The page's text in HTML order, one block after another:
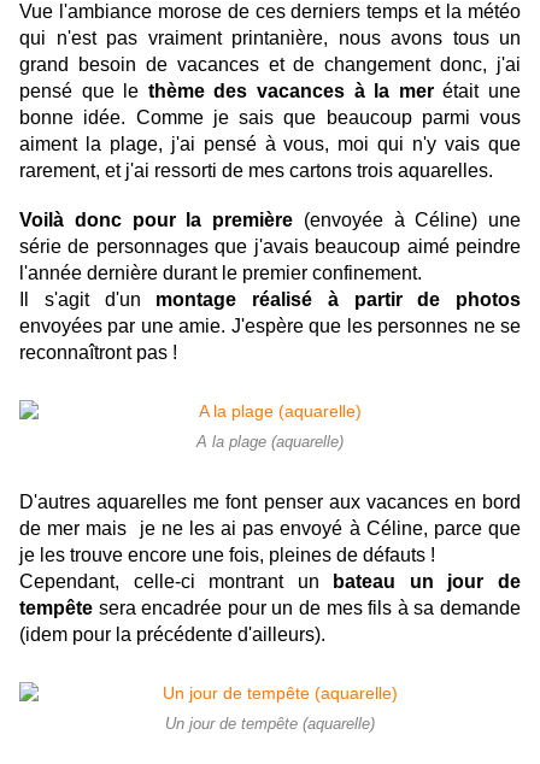
Vue l'ambiance morose de ces derniers temps et la météo
qui n'est pas vraiment printanière, nous avons tous un
grand besoin de vacances et de changement donc, j'ai
pensé que le thème des vacances à la merétait une
bonne idée. Comme je sais que beaucoup parmi vous
aiment la plage, j'ai pensé à vous, moi qui n'y vais que
rarement, et j'ai ressorti de mes cartons trois aquarelles.
Voilà donc pour la première (envoyée à Céline) une
série de personnages que j'avais beaucoup aimé peindre
l'année dernière durant le premier confinement.
Il s'agit d'un montage réalisé à partir de photos
envoyées par une amie. J'espère que les personnes ne se
reconnaîtront pas !
A la plage (aquarelle)
D'autres aquarelles me font penser aux vacances en bord
de mer mais je ne les ai pas envoyé à Céline, parce que
je les trouve encore une fois, pleines de défauts !
Cependant, celle-ci montrant un
bateau un jour de
tempête sera encadrée pour un de mes fils à sa demande
(idem pour la précédente d'ailleurs).
Un jour de tempête (aquarelle)